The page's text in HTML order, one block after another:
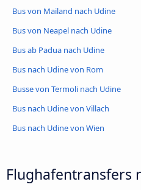
Bus von Mailand nach Udine
Bus von Neapel nach Udine
Bus ab Padua nach Udine
Bus nach Udine von Rom
Busse von Termoli nach Udine
Bus nach Udine von Villach
Bus nach Udine von Wien
Flughafentransfers